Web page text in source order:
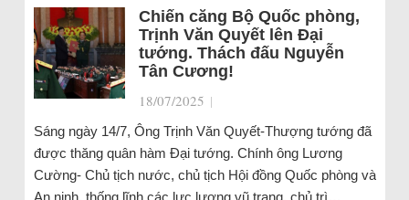
Chiến căng Bộ Quốc phòng,
Trịnh Văn Quyết lên Đại
tướng. Thách đấu Nguyễn
Tân Cương!
18/07/2025 |
Sáng ngày 14/7, Ông Trịnh Văn Quyết-Thượng tướng đã
được thăng quân hàm Đại tướng. Chính ông Lương
Cường- Chủ tịch nước, chủ tịch Hội đồng Quốc phòng và
An ninh, thống lĩnh các lực lượng vũ trang, chủ trì…